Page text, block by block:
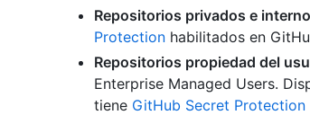
Repositorios privados e
Protection habilitados en
Repositorios propiedad del
Enterprise Managed Users.
tiene GitHub Secret Protection